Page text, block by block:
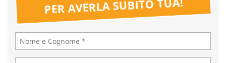
PER AVERLA SUBITO TUA!
Cookie necessari